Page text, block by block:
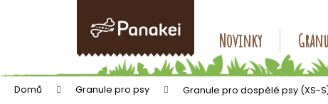
Novinky
Domů Granule pro psy Granule pro dospělé psy (XS-
k
obchodu
obchodu